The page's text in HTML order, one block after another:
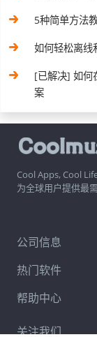
5种简单方法
如何轻松离线
[已解决] 如何
案
Cool Apps, Cool
为全球用户提供最
公司信息
热门软件
帮助中心
关注我们